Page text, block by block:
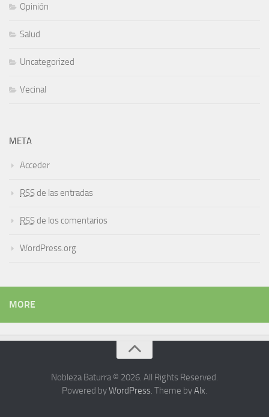
Opinión
Salud
Uncategorized
Vecinal
META
Acceder
RSS de las entradas
RSS de los comentarios
WordPress.org
MORE
Nobleza Baturra © 2026. All Rights Reserved.
Powered byWordPress. Theme byAlx.